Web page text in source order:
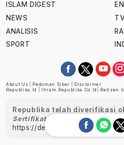
ISLAM DIGEST
NEWS
ANALISIS
SPORT
About Us Pedoman Siber
Disclaimer
Republika.id
Ihram.republika.co.id Retizen.id
Republika telah diverifikasi
Sertifikat Nomor 1058/DP-
https://dewanpers.or.id/data/